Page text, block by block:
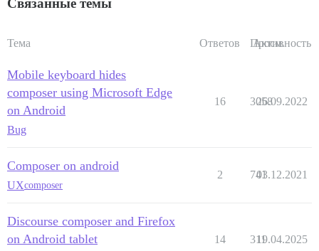
Связанные темы
Тема Ответов Просм.
Активность
Mobile keyboard hides
composer using Microsoft Edge
on Android
Bug
16 3058
26.09.2022
Composer on android
UXcomposer
2 741
03.12.2021
Discourse composer and Firefox
on Android tablet
14 311
19.04.2025